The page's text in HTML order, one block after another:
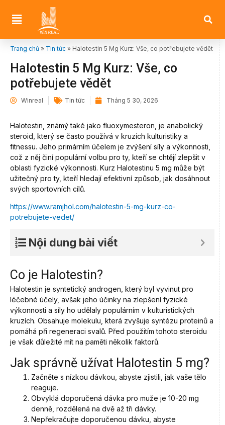
Trang chủ » Tin tức » Halotestin 5 Mg Kurz: Vše, co potřebujete vědět
Halotestin 5 Mg Kurz: Vše, co
potřebujete vědět
Winreal Tin tức Tháng 5 30, 2026
Halotestin, známý také jako fluoxymesteron, je anabolický
steroid, který se často používá v kruzích kulturistiky a
fitnessu. Jeho primárním účelem je zvýšení síly a výkonnosti,
což z něj činí populární volbu pro ty, kteří se chtějí zlepšit v
oblasti fyzické výkonnosti. Kurz Halotestinu 5 mg může být
užitečný pro ty, kteří hledají efektivní způsob, jak dosáhnout
svých sportovních cílů.
https://www.ramjhol.com/halotestin-5-mg-kurz-co-
potrebujete-vedet/
Nội dung bài viết
Co je Halotestin?
Halotestin je syntetický androgen, který byl vyvinut pro
léčebné účely, avšak jeho účinky na zlepšení fyzické
výkonnosti a síly ho udělaly populárním v kulturistických
kruzích. Obsahuje molekulu, která zvyšuje syntézu proteinů a
pomáhá při regeneraci svalů. Před použitím tohoto steroidu
je však důležité mít na paměti několik faktorů.
Jak správně užívat Halotestin 5 mg?
Začněte s nízkou dávkou, abyste zjistili, jak vaše tělo
reaguje.
Obvyklá doporučená dávka pro muže je 10-20 mg
denně, rozdělená na dvě až tři dávky.
Nepřekračujte doporučenou dávku, abyste